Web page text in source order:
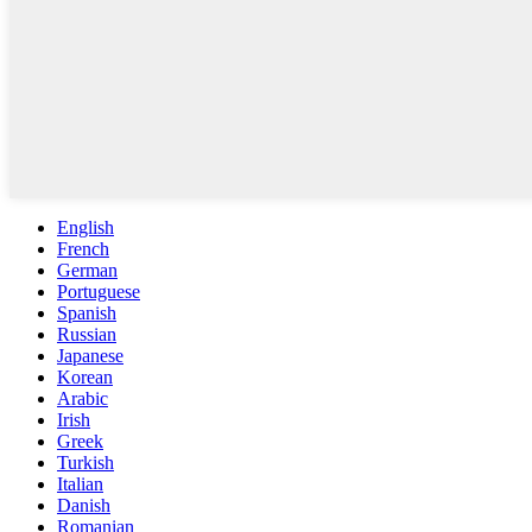
English
French
German
Portuguese
Spanish
Russian
Japanese
Korean
Arabic
Irish
Greek
Turkish
Italian
Danish
Romanian